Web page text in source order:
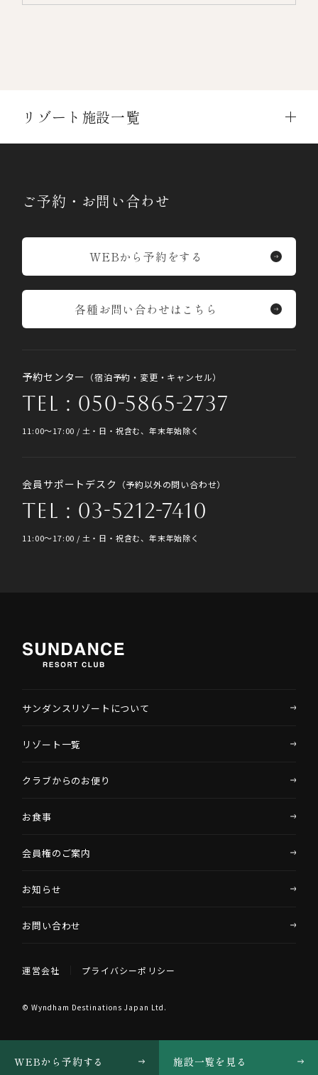
リゾート施設一覧
ご予約・お問い合わせ
WEBから予約をする
各種お問い合わせはこちら
予約センター （宿泊予約・変更・キャンセル）
TEL : 050-5865-2737
11:00〜17:00 / 土・日・祝含む、年末年始除く
会員サポートデスク （予約以外の問い合わせ）
TEL : 03-5212-7410
11:00〜17:00 / 土・日・祝含む、年末年始除く
サンダンスリゾートについて
リゾート一覧
クラブからのお便り
お食事
会員権のご案内
お知らせ
お問い合わせ
運営会社 プライバシーポリシー
© Wyndham Destinations Japan Ltd.
WEBから予約する 施設一覧を見る